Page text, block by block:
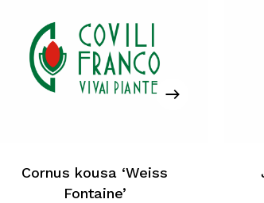
dans le panier
À La Liste Web
Cornus kousa ‘Weiss
Fontaine’